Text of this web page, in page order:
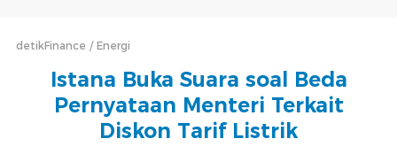
detikFinance Energi
Istana Buka Suara soal Beda
Pernyataan Menteri Terkait
Diskon Tarif Listrik